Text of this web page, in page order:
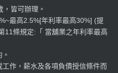
皆可辦理。
最高2.5%[年利率最高30%] (提
11條規定:「 當舖業之年利率最高
作，薪水及各項負債授信條件而